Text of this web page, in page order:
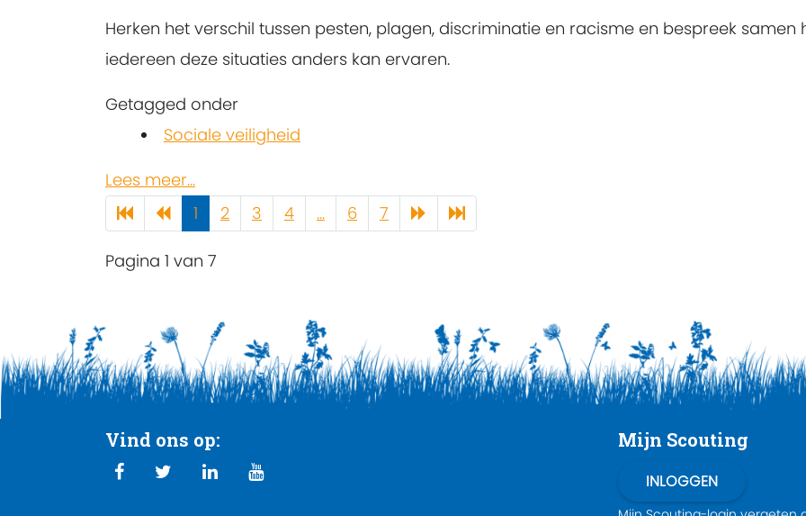
Herken het verschil tussen pesten, plagen, discriminatie en racisme en bespreek samen
iedereen deze situaties anders kan ervaren.
Getagged onder
Sociale veiligheid
Lees meer...
1
2 3 4 ... 6 7
Pagina 1 van 7
Vind ons op: Mijn Scouting